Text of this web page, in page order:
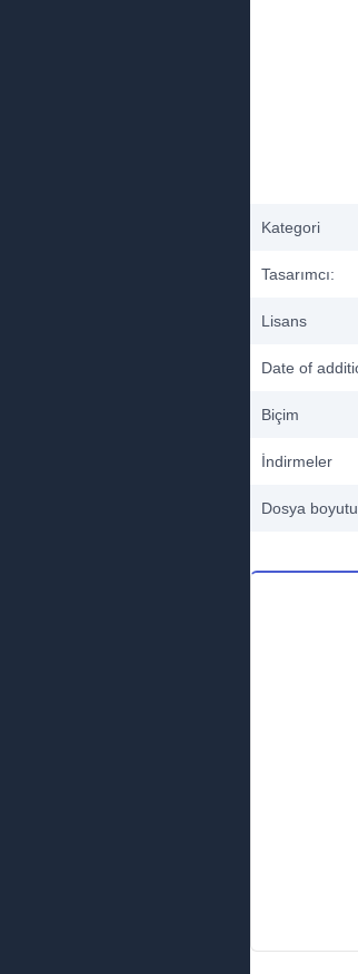
Kategori
Tasarımcı:
Lisans
Date of
Biçim
İndirmeler
Dosya boyutu